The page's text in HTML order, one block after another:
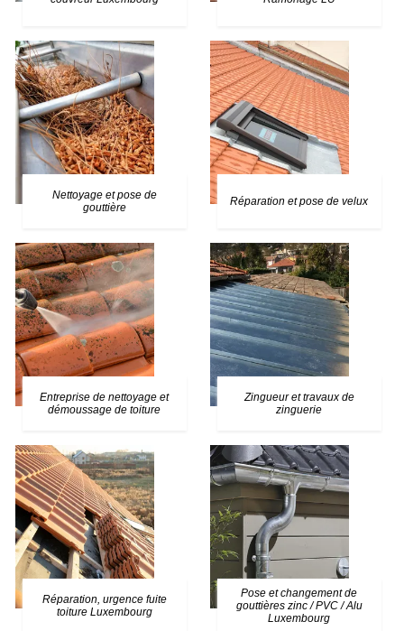
Nettoyage et pose de
gouttière
Réparation et pose de velux
Entreprise de nettoyage et
démoussage de toiture
Zingueur et travaux de
zinguerie
Réparation, urgence fuite
toiture Luxembourg
Pose et changement de
gouttières zinc / PVC / Alu
Luxembourg